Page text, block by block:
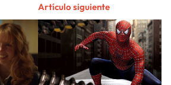
Artículo siguiente